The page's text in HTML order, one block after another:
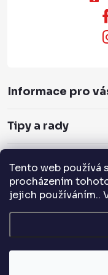
Tento web používá
procházením
jejich používáním..
Informace pro
Tipy a rady
Servis a služby
Přijímáme online